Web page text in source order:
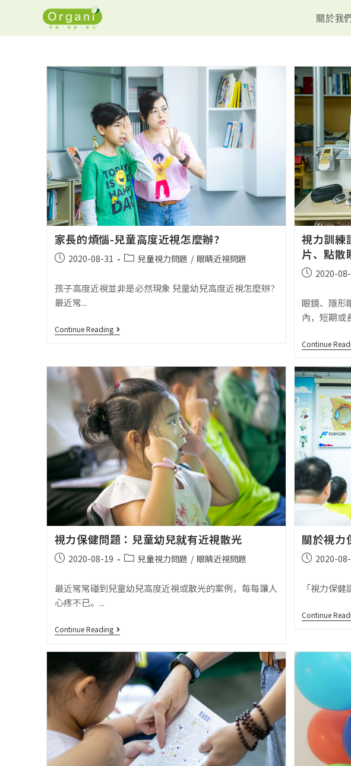
關於我
家長的煩惱-兒童高度近視怎麼辦?
2020-08-31 兒童視力問題 / 眼睛近視問題
孩子高度近視並非是必然現象 兒童幼兒高度近視怎麼辦?
最近常...
Continue Reading
視力訓練
片、點散
2020-
眼鏡、隱形
內，短期或
Continue
視力保健問題：兒童幼兒就有近視散光
2020-08-19 兒童視力問題 / 眼睛近視問題
最近常常碰到兒童幼兒高度近視或散光的案例，每每讓人
心疼不已。...
Continue Reading
關於視力
2020-
「視力保
Continue